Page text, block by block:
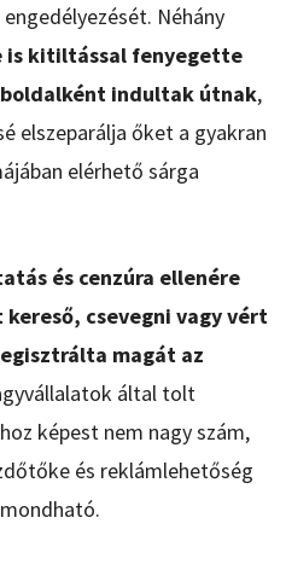
Néhány
is kitiltással fenyegette
indultak útnak,
elszeparálja őket a gyakran
elérhető sárga
és cenzúra ellenére
csevegni vagy vért
magát az
által tolt
képest nem nagy szám,
és reklámlehetőség